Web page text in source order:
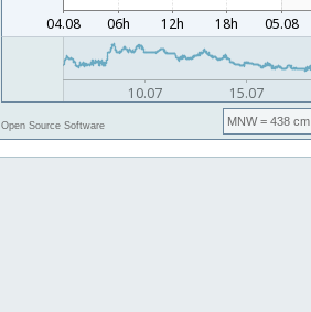
Open Source Software MNW= 438 cm,